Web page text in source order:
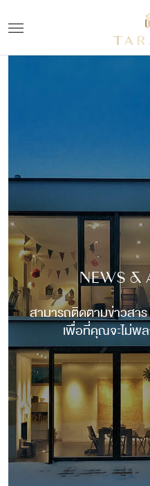
NEWS &
สามารถติดตามข่าวสาร
เพื่อที่คุณจะไม่พล